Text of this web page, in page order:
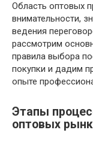
Область оптовых
внимательности,
ведения
рассмотрим
правила выбора
покупки и дадим
опыте
Этапы
оптовых